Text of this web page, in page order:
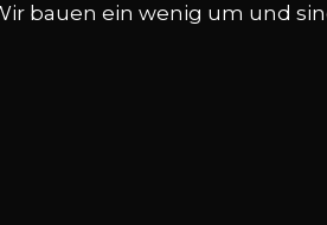
bauen ein wenig um und